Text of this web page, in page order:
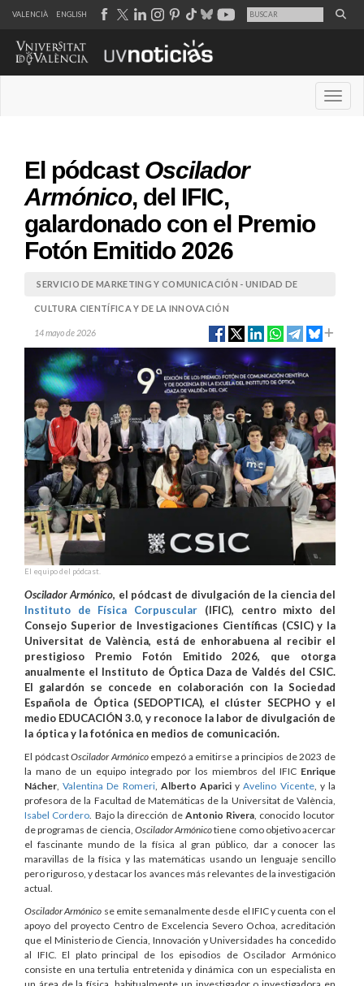
VALENCIÀ ENGLISH
El pódcast Oscilador
Armónico, del IFIC,
galardonado con el Premio
Fotón Emitido 2026
SERVICIO DE MARKETING Y COMUNICACIÓN - UNIDAD DE
CULTURA CIENTÍFICA Y DE LA INNOVACIÓN
14 mayo de 2026
El equipo del pódcast.
Oscilador Armónico, el pódcast de divulgación de la ciencia del
Instituto de Física Corpuscular (IFIC), centro mixto del
Consejo Superior de Investigaciones Científicas (CSIC) y la
Universitat de València, está de enhorabuena al recibir el
prestigioso Premio Fotón Emitido 2026, que otorga
anualmente el Instituto de Óptica Daza de Valdés del CSIC.
El galardón se concede en colaboración con la Sociedad
Española de Óptica (SEDOPTICA), el clúster SECPHO y el
medio EDUCACIÓN 3.0, y reconoce la labor de divulgación de
la óptica y la fotónica en medios de comunicación.
El pódcastOscilador Armónicoempezó a emitirse a principios de 2023 de
la mano de un equipo integrado por los miembros del IFIC Enrique
Nácher ,Valentina De Romeri, Alberto Aparici yAvelino Vicente, y la
profesora de la Facultad de Matemáticas de la Universitat de València,
Isabel Cordero . Bajo la dirección de Antonio Rivera , conocido locutor
de programas de ciencia, Oscilador Armónicotiene como objetivo acercar
el fascinante mundo de la física al gran público, dar a conocer las
maravillas de la física y las matemáticas usando un lenguaje sencillo
pero riguroso, y destacar los avances más relevantes de la investigación
actual.
Oscilador Armónico se emite semanalmente desde el IFIC y cuenta con el
apoyo del proyecto Centro de Excelencia Severo Ochoa, acreditación
que el Ministerio de Ciencia, Innovación y Universidades ha concedido
al IFIC. El plato principal de los episodios de Oscilador Armónico
consiste en una tertulia entretenida y dinámica con un especialista en